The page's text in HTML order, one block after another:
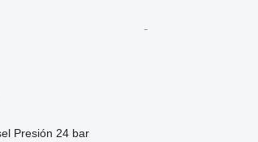
Presión 24 bar